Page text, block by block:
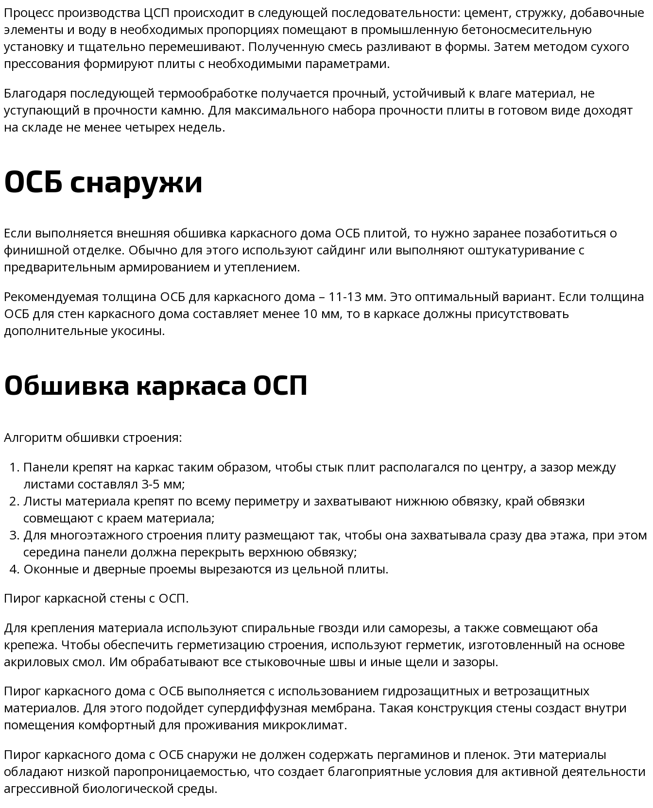
Процесс производства ЦСП происходит в следующей последовательности: цемент, стружку, добавочные
элементы и воду в необходимых пропорциях помещают в промышленную бетоносмесительную
установку и тщательно перемешивают. Полученную смесь разливают в формы. Затем методом сухого
прессования формируют плиты с необходимыми параметрами.
Благодаря последующей термообработке получается прочный, устойчивый к влаге материал, не
уступающий в прочности камню. Для максимального набора прочности плиты в готовом виде доходят
на складе не менее четырех недель.
ОСБ снаружи
Если выполняется внешняя обшивка каркасного дома ОСБ плитой, то нужно заранее позаботиться о
финишной отделке. Обычно для этого используют сайдинг или выполняют оштукатуривание с
предварительным армированием и утеплением.
Рекомендуемая толщина ОСБ для каркасного дома – 11-13 мм. Это оптимальный вариант. Если толщина
ОСБ для стен каркасного дома составляет менее 10 мм, то в каркасе должны присутствовать
дополнительные укосины.
Обшивка каркаса ОСП
Алгоритм обшивки строения:
Панели крепят на каркас таким образом, чтобы стык плит располагался по центру, а зазор между
листами составлял 3-5 мм;
Листы материала крепят по всему периметру и захватывают нижнюю обвязку, край обвязки
совмещают с краем материала;
Для многоэтажного строения плиту размещают так, чтобы она захватывала сразу два этажа, при этом
середина панели должна перекрыть верхнюю обвязку;
Оконные и дверные проемы вырезаются из цельной плиты.
Пирог каркасной стены с ОСП.
Для крепления материала используют спиральные гвозди или саморезы, а также совмещают оба
крепежа. Чтобы обеспечить герметизацию строения, используют герметик, изготовленный на основе
акриловых смол. Им обрабатывают все стыковочные швы и иные щели и зазоры.
Пирог каркасного дома с ОСБ выполняется с использованием гидрозащитных и ветрозащитных
материалов. Для этого подойдет супердиффузная мембрана. Такая конструкция стены создаст внутри
помещения комфортный для проживания микроклимат.
Пирог каркасного дома с ОСБ снаружи не должен содержать пергаминов и пленок. Эти материалы
обладают низкой паропроницаемостью, что создает благоприятные условия для активной деятельности
агрессивной биологической среды.